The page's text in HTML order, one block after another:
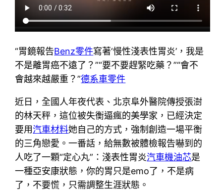
“胃鏡報告Benz零件寫著‘慢性淺表性胃炎’，我是
不是離胃癌不遠了？”“要不要趕緊吃藥？”“會不
會越來越嚴重？”德系車零件
近日，全國人年夜代表、北京阜外醫院傳授張澍
的林天秤，這位被失衡逼瘋的美學家，已經決定
要用汽車材料她自己的方式，強制創造一場平衡
的三角戀愛。一番話，給無數被體檢報告嚇到的
人吃了一顆“定心丸”：淺表性胃炎汽車機油芯是
一種亞安康狀態，你的胃只是emo了，不是病
了，不要慌，只需調整生涯狀態。